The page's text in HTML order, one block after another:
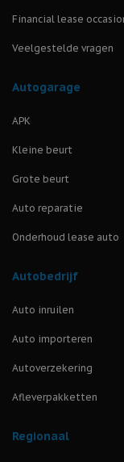
Financial lease
Veelgestelde vragen
Autogarage
APK
Kleine beurt
Grote beurt
Auto reparatie
Onderhoud lease auto
Autobedrijf
Auto inruilen
Auto importeren
Autoverzekering
Afleverpakketten
Regionaal